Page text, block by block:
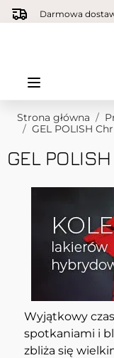
Przejdź do treści
Darmowa
Strona główna /
/ GEL POLISH
GEL
Wyjątkowy
spotkaniami i
zbliża się